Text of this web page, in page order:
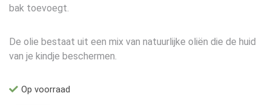
bak toevoegt.
De olie bestaat uit een mix van natuurlijke oliën die de huid
van je kindje beschermen.
Op voorraad